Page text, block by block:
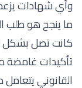
وأي شهادات
ما ينجح هو طلب
كانت تصل بشكل
تأكيدات غامضة
القانوني